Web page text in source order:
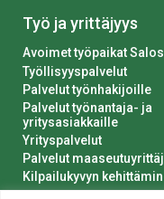
Työ ja yrittäjyys
Avoimet työpaikat
Työllisyyspalvelut
Palvelut työnhakijoille
Palvelut työnantaja- ja
yritysasiakkaille
Yrityspalvelut
Palvelut
Kilpailukyvyn